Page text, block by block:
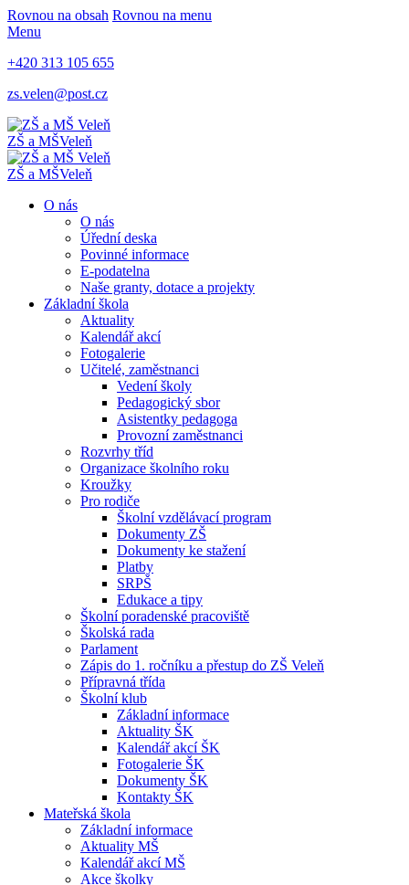
Rovnou na obsah Rovnou na menu
Menu
+420 313 105 655
zs.velen@post.cz
ZŠ a MŠVeleň
ZŠ a MŠVeleň
O nás
O nás
Úřední deska
Povinné informace
E-podatelna
Naše granty, dotace a projekty
Základní škola
Aktuality
Kalendář akcí
Fotogalerie
Učitelé, zaměstnanci
Vedení školy
Pedagogický sbor
Asistentky pedagoga
Provozní zaměstnanci
Rozvrhy tříd
Organizace školního roku
Kroužky
Pro rodiče
Školní vzdělávací program
Dokumenty ZŠ
Dokumenty ke stažení
Platby
SRPŠ
Edukace a tipy
Školní poradenské pracoviště
Školská rada
Parlament
Zápis do 1. ročníku a přestup do ZŠ Veleň
Přípravná třída
Školní klub
Základní informace
Aktuality ŠK
Kalendář akcí ŠK
Fotogalerie ŠK
Dokumenty ŠK
Kontakty ŠK
Mateřská škola
Základní informace
Aktuality MŠ
Kalendář akcí MŠ
Akce školky